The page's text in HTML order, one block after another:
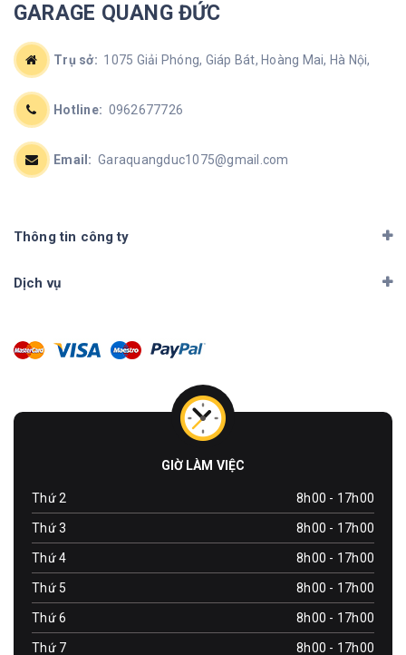
GARAGE QUANG ĐỨC
Trụ sở: 1075 Giải Phóng, Giáp Bát, Hoàng Mai, Hà Nội,
Hotline: 0962677726
Email: Garaquangduc1075@gmail.com
Thông tin công ty
Dịch vụ
GIỜ LÀM VIỆC
Thứ 2 8h00 - 17h00
Thứ 3 8h00 - 17h00
Thứ 4 8h00 - 17h00
Thứ 5 8h00 - 17h00
Thứ 6 8h00 - 17h00
Thứ 7 8h00 - 17h00